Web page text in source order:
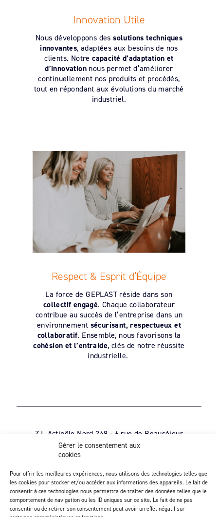
Gérer le consentement aux
cookies
Pour offrir les meilleures expériences, nous utilisons des technologies telles que
les cookies pour stocker et/ou accéder aux informations des appareils. Le fait de
consentir à ces technologies nous permettra de traiter des données telles que le
comportement de navigation ou les ID uniques sur ce site. Le fait de ne pas
consentir ou de retirer son consentement peut avoir un effet négatif sur
Innovation Utile
Nous développons dessolutions techniques
innovantes, adaptées aux besoins de nos
clients. Notrecapacité d’adaptation et
d’innovation nous permet d’améliorer
continuellement nos produits et procédés,
tout en répondant aux évolutions du marché
industriel.
Respect & Esprit d’Équipe
La force de GEPLAST réside dans son
collectif engagé. Chaque collaborateur
contribue au succès de l’entreprise dans un
environnement sécurisant, respectueux et
collaboratif. Ensemble, nous favorisons la
cohésion et l’entraide, clés de notre réussite
industrielle.
Z.I. Actipôle Nord 249 - 6 rue de Beauséjour
Saint-André-de-la-Marche - 49450 Sèvremoine
Découvrez notre activité d’injection